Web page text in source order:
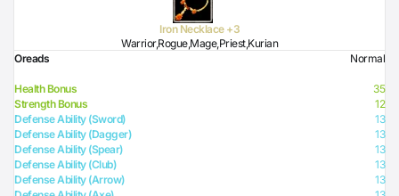
Iron Necklace +3
Warrior,Rogue,Mage,Priest,Kurian
Oreads
Normal
Health Bonus
35
Strength Bonus
12
Defense Ability (Sword)
13
Defense Ability (Dagger)
13
Defense Ability (Spear)
13
Defense Ability (Club)
13
Defense Ability (Arrow)
13